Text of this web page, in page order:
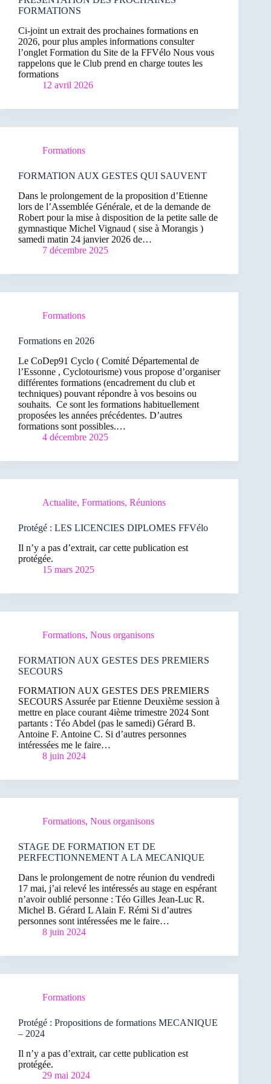
FORMATIONS
Ci-joint un extrait des prochaines formations en
2026, pour plus amples informations consulter
l’onglet Formation du Site de la FFVélo Nous vous
rappelons que le Club prend en charge toutes les
formations
12 avril 2026
Formations
FORMATION AUX GESTES QUI SAUVENT
Dans le prolongement de la proposition d’Etienne
lors de l’Assemblée Générale, et de la demande de
Robert pour la mise à disposition de la petite salle de
gymnastique Michel Vignaud ( sise à Morangis )
samedi matin 24 janvier 2026 de…
7 décembre 2025
Formations
Formations en 2026
Le CoDep91 Cyclo ( Comité Départemental de
l’Essonne , Cyclotourisme) vous propose d’organiser
différentes formations (encadrement du club et
techniques) pouvant répondre à vos besoins ou
souhaits. Ce sont les formations habituellement
proposées les années précédentes. D’autres
formations sont possibles.…
4 décembre 2025
Actualite, Formations, Réunions
Protégé : LES LICENCIES DIPLOMES FFVélo
Il n’y a pas d’extrait, car cette publication est
protégée.
15 mars 2025
Formations, Nous organisons
FORMATION AUX GESTES DES PREMIERS
SECOURS
FORMATION AUX GESTES DES PREMIERS
SECOURS Assurée par Etienne Deuxième session à
mettre en place courant 4ième trimestre 2024 Sont
partants : Téo Abdel (pas le samedi) Gérard B.
Antoine F. Antoine C. Si d’autres personnes
intéressées me le faire…
8 juin 2024
Formations, Nous organisons
STAGE DE FORMATION ET DE
PERFECTIONNEMENT A LA MECANIQUE
Dans le prolongement de notre réunion du vendredi
17 mai, j’ai relevé les intéressés au stage en espérant
n’avoir oublié personne : Téo Gilles Jean-Luc R.
Michel B. Gérard L Alain F. Rémi Si d’autres
personnes sont intéressées me le faire…
8 juin 2024
Formations
Protégé : Propositions de formations MECANIQUE
– 2024
Il n’y a pas d’extrait, car cette publication est
protégée.
29 mai 2024